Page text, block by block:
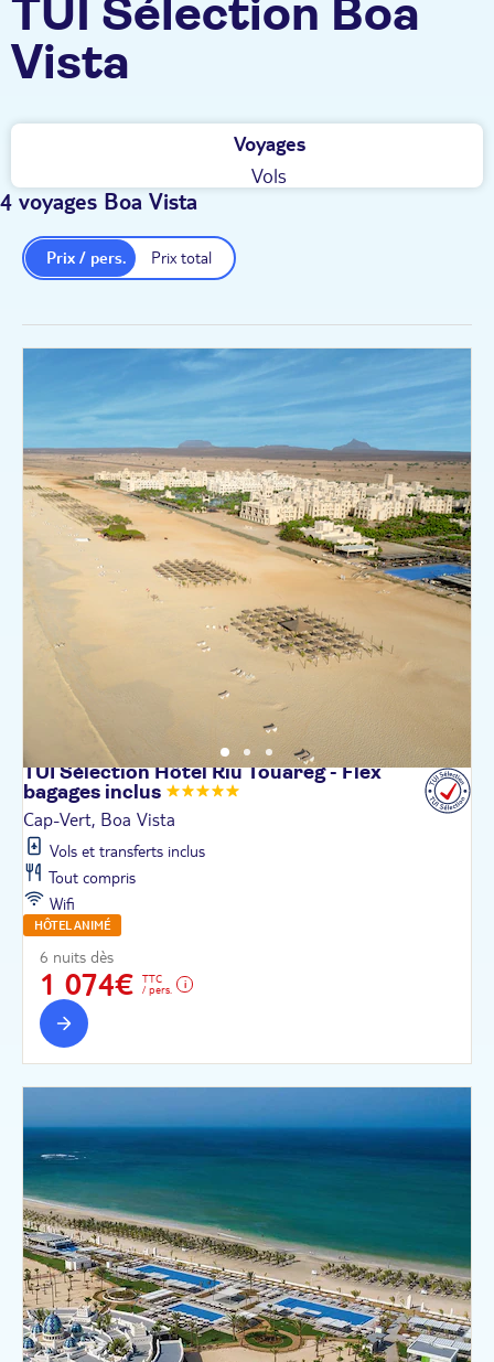
TUI Sélection Boa
Vista
Voyages
Vols
4 voyages Boa Vista
Prix total
Prix / pers.
TUI Sélection Hôtel Riu Touareg - Flex
bagages inclus
Cap-Vert, Boa Vista
Vols et transferts inclus
Tout compris
Wifi
HÔTEL ANIMÉ
6 nuits dès
1 074€
TTC
/ pers.